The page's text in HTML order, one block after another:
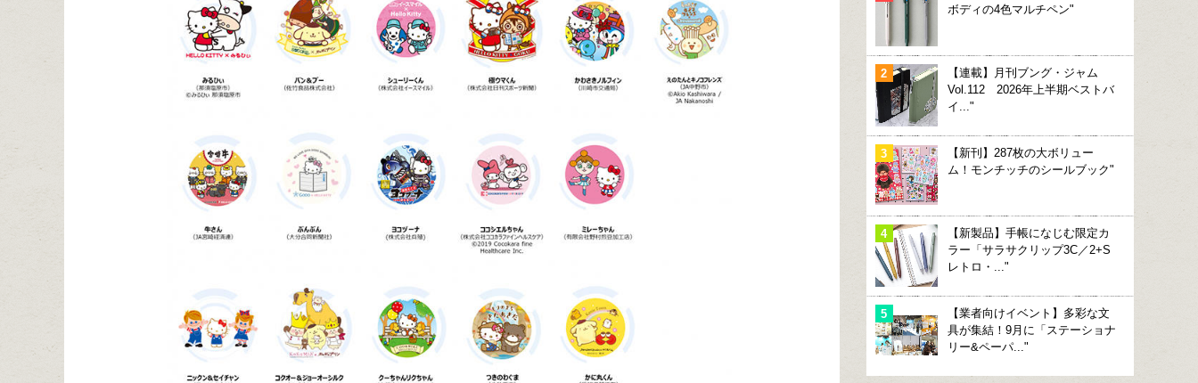
ボディの4色マルチペン"
【連載】月刊ブング・ジャム
Vol.112 2026年上半期ベストバ
イ..."
【新刊】287枚の大ボリュー
ム！モンチッチのシールブック"
【新製品】手帳になじむ限定カ
ラー「サラサクリップ3C／2+S
レトロ・..."
【業者向けイベント】多彩な文
具が集結！9月に「ステーショナ
リー&ペーパ..."